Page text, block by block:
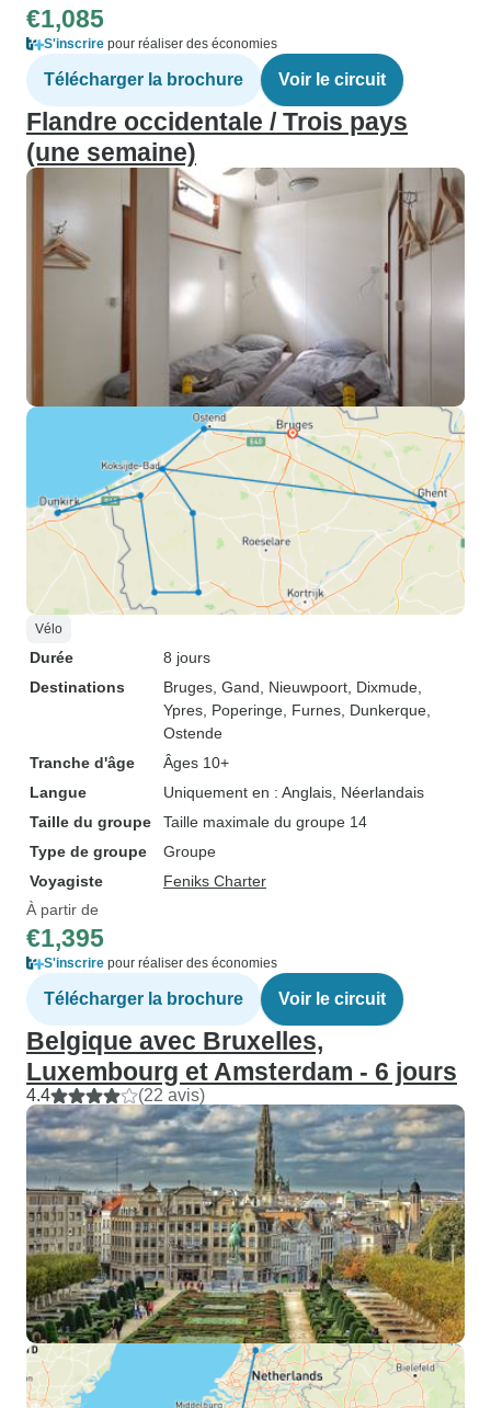
€1,085
S'inscrire pour réaliser des économies
Télécharger la brochure Voir le circuit
Flandre occidentale / Trois pays
(une semaine)
Vélo
Durée
8 jours
Destinations
Bruges , Gand , Nieuwpoort , Dixmude
Ypres , Poperinge , Furnes , Dunkerque
Ostende
Tranche d'âge
Âges 10+
Langue
Uniquement en : Anglais, Néerlandais
Taille du groupe
Taille maximale du groupe 14
Type de groupe
Groupe
Voyagiste
Feniks Charter
À partir de
€1,395
S'inscrire pour réaliser des économies
Télécharger la brochure Voir le circuit
Belgique avec Bruxelles,
Luxembourg et Amsterdam - 6 jours
4.4 (22 avis)